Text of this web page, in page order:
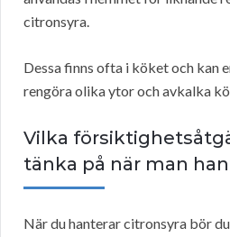
citronsyra.
Dessa finns ofta i köket och kan
rengöra olika ytor och avkalka
Vilka
tänka på när man
När du hanterar citronsyra bör